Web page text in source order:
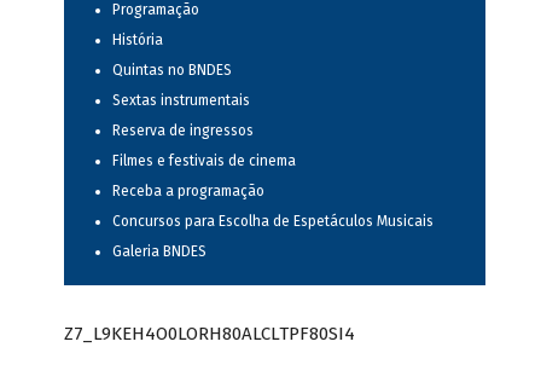
Programação
História
Quintas no BNDES
Sextas instrumentais
Reserva de ingressos
Filmes e festivais de cinema
Receba a programação
Concursos para Escolha de Espetáculos Musicais
Galeria BNDES
Z7_L9KEH4O0LORH80ALCLTPF80SI4